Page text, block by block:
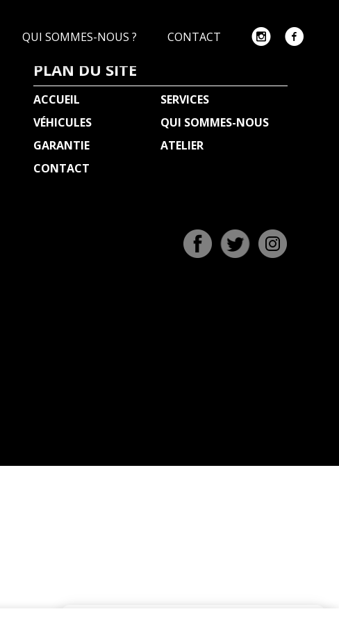
QUI SOMMES-NOUS ? CONTACT
PLAN DU SITE
ACCUEIL
SERVICES
VÉHICULES
QUI SOMMES-NOUS
GARANTIE
ATELIER
CONTACT